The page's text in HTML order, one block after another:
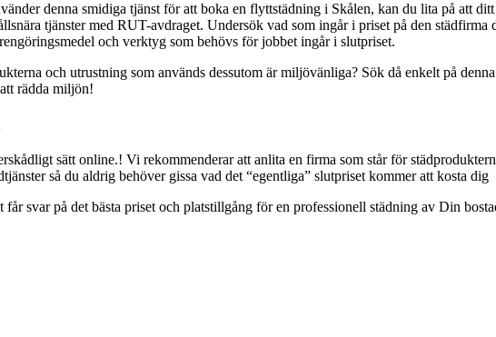
denna smidiga tjänst för att boka en flyttstädning i Skålen, kan du lita på att
tjänster med RUT-avdraget. Undersök vad som ingår i priset på den
och verktyg som behövs för jobbet ingår i slutpriset.
och utrustning som används dessutom är miljövänliga? Sök då enkelt på
rädda miljön!
sätt online.! Vi rekommenderar att anlita en firma som står för
så du aldrig behöver gissa vad det “egentliga” slutpriset kommer att kosta dig
svar på det bästa priset och platstillgång för en professionell städning av Din